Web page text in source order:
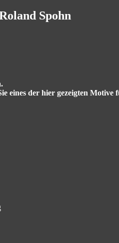
Spohn
eines der hier gezeigten